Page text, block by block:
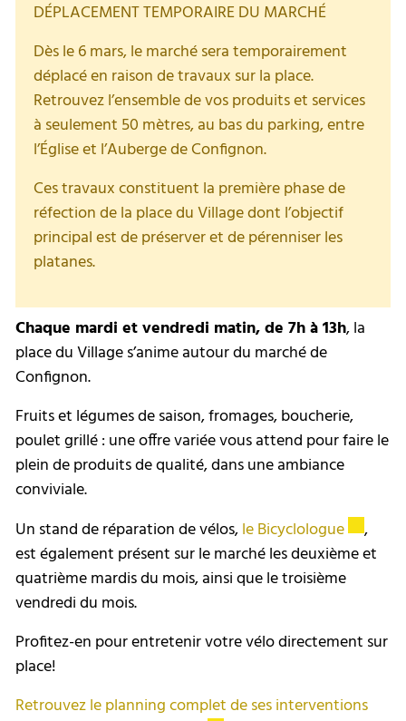
DÉPLACEMENT TEMPORAIRE DU MARCHÉ
Dès le 6 mars, le marché sera temporairement
déplacé en raison de travaux sur la place.
Retrouvez l’ensemble de vos produits et services
à seulement 50 mètres, au bas du parking, entre
l’Église et l’Auberge de Confignon.
Ces travaux constituent la première phase de
réfection de la place du Village dont l’objectif
principal est de préserver et de pérenniser les
platanes.
Chaque mardi et vendredi matin, de 7h à 13h, la
place du Village s’anime autour du marché de
Confignon.
Fruits et légumes de saison, fromages, boucherie,
poulet grillé : une offre variée vous attend pour faire le
plein de produits de qualité, dans une ambiance
conviviale.
Un stand de réparation de vélos,le BicyclologueCe lien
,
est également présent sur le marché les deuxième et
quatrième mardis du mois, ainsi que le troisième
vendredi du mois.
Profitez-en pour entretenir votre vélo directement sur
place!
Retrouvez le planning complet de ses interventions